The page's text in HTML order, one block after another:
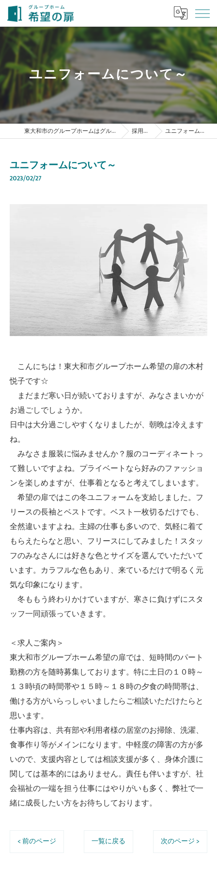
ユニフォームについて～
東大和市のグループホームはグループホーム 希望の扉 採用ブログ ユニフォームについて～
ユニフォームについて～
2023/02/27
こんにちは！東大和市グループホーム希望の扉の木村
悦子です☆
まだまだ寒い日が続いておりますが、みなさまいかが
お過ごしでしょうか。
日中は大分過ごしやすくなりましたが、朝晩は冷えます
ね。
みなさま服装に悩みませんか？服のコーディネートっ
て難しいですよね。プライベートなら好みのファッショ
ンを楽しめますが、仕事着となると考えてしまいます。
希望の扉ではこの冬ユニフォームを支給しました。フ
リースの長袖とベストです。ベスト一枚切るだけでも、
全然違いますよね。主婦の仕事も多いので、気軽に着て
もらえたらなと思い、フリースにしてみました！スタッ
フのみなさんには好きな色とサイズを選んでいただいて
います。カラフルな色もあり、来ているだけで明るく元
気な印象になります。
冬ももう終わりかけていますが、寒さに負けずにスタ
ッフ一同頑張っていきます。
＜求人ご案内＞
東大和市グループホーム希望の扉では、短時間のパート
勤務の方を随時募集しております。特に土日の１０時～
１３時頃の時間帯や１５時～１８時の夕食の時間帯は、
働ける方がいらっしゃいましたらご相談いただけたらと
思います。
仕事内容は、共有部や利用者様の居室のお掃除、洗濯、
食事作り等がメインになります。中軽度の障害の方が多
いので、支援内容としては相談支援が多く、身体介護に
関しては基本的にはありません。責任も伴いますが、社
会福祉の一端を担う仕事にはやりがいも多く、弊社で一
緒に成長したい方をお待ちしております。
< 前のページ 一覧に戻る 次のページ >